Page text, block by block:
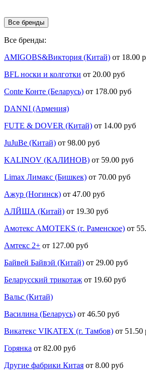
Все бренды
Все бренды:
AMIGOBS&Виктория (Китай) от 18.00
BFL носки и колготки от 20.00 руб
Conte Конте (Беларусь) от 178.00 руб
DANNI (Армения)
FUTE & DOVER (Китай) от 14.00 руб
JuJuBe (Китай) от 98.00 руб
KALINOV (КАЛИНОВ) от 59.00 руб
Limax Лимакс (Бишкек) от 70.00 руб
Ажур (Ногинск) от 47.00 руб
АЛЙША (Китай) от 19.30 руб
Амотекс AMOTEKS (г. Раменское) от
Амтекс 2+ от 127.00 руб
Байвей Байвэй (Китай) от 29.00 руб
Беларусский трикотаж от 19.60 руб
Вальс (Китай)
Василина (Беларусь) от 46.50 руб
Викатекс VIKATEX (г. Тамбов) от 51.50
Горянка от 82.00 руб
Другие фабрики Китая от 8.00 руб